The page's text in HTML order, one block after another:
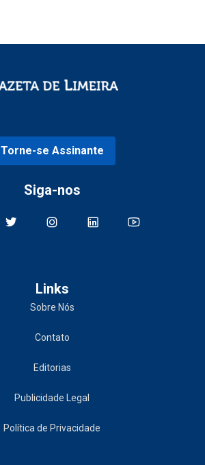
Torne-se Assinante
Siga-nos
Links
Sobre Nós
Contato
Editorias
Publicidade Legal
Política de Privacidade